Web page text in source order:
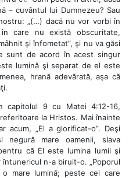
– cuvântul lui Dumnezeu? Sau
„(…) dacă nu vor vorbi în
care nu există obscuritate,
şi înfometat”, şi nu va găsi
sunt de acord în acest singur
lumină şi separat de el este
hrană adevărată, aşa că
capitolul 9 cu Matei 4:12-16,
la Hristos. Mai înainte
acum, „El a glorificat-o”. Deşi
negură mare oamenii, slava
că El este lumina lumii şi
n-a biruit-o. „Poporul
mare lumină; peste cei care